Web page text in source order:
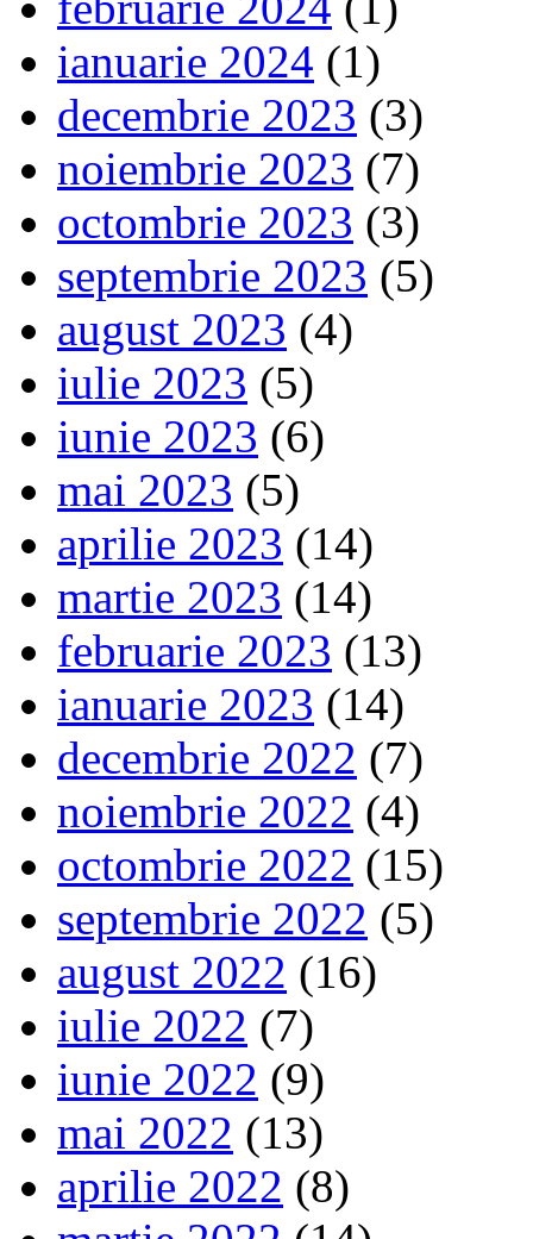
ianuarie 2024 (1)
decembrie 2023 (3)
noiembrie 2023 (7)
octombrie 2023 (3)
septembrie 2023 (5)
august 2023 (4)
iulie 2023 (5)
iunie 2023 (6)
mai 2023 (5)
aprilie 2023 (14)
martie 2023 (14)
februarie 2023 (13)
ianuarie 2023 (14)
decembrie 2022 (7)
noiembrie 2022 (4)
octombrie 2022 (15)
septembrie 2022 (5)
august 2022 (16)
iulie 2022 (7)
iunie 2022 (9)
mai 2022 (13)
aprilie 2022 (8)